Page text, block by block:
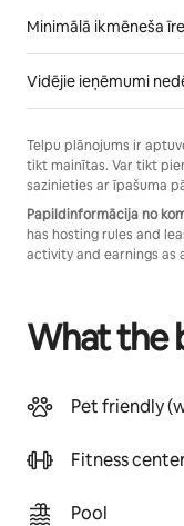
Minimālā ikmēneša
Vidējie ieņēmumi
Telpu plānojums ir
tikt mainītas. Var tikt
sazinieties ar īpašuma
Papildinformācija no
has hosting rules and
activity and earnings
What the
Pet friendly
Fitness
Pool